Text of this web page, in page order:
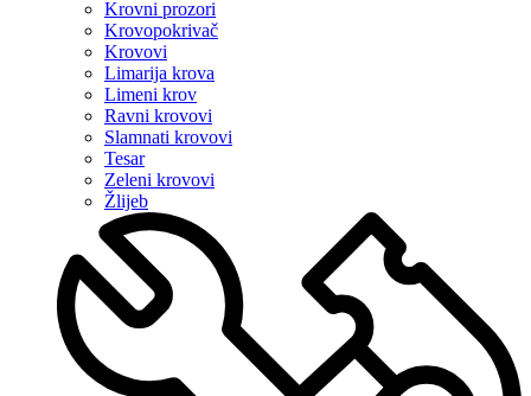
Krovni prozori
Krovopokrivač
Krovovi
Limarija krova
Limeni krov
Ravni krovovi
Slamnati krovovi
Tesar
Zeleni krovovi
Žlijeb